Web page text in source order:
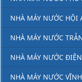
NHÀ MÁY NƯỚC HỘI
NHÀ MÁY NƯỚC
NHÀ MÁY NƯỚC
NHÀ MÁY NƯỚC